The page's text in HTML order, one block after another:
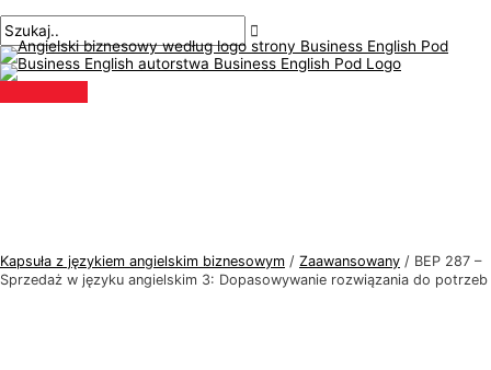
do
treści
główne
Kapsuła z językiem angielskim biznesowym / Zaawansowany / BEP 287 –
Sprzedaż w języku angielskim 3: Dopasowywanie rozwiązania do potrzeb
po
wpisach
tutaj..
mail*
T
e
m
a
ę
S
z
u
k